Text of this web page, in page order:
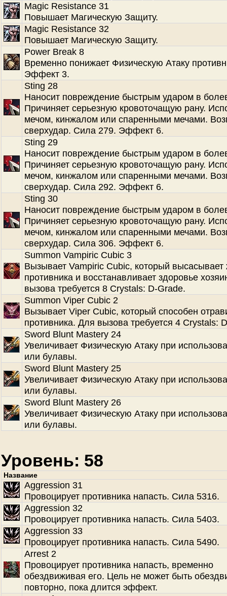
Magic Resistance 31
Повышает Магическую Защиту.
Magic Resistance 32
Повышает Магическую Защиту.
Power Break 8
Временно понижает Физическую Атаку
Эффект 3.
Sting 28
Наносит повреждение быстрым ударом в
Причиняет серьезную кровоточащую рану.
мечом, кинжалом или спаренными мечами.
сверхудар. Сила 279. Эффект 6.
Sting 29
Наносит повреждение быстрым ударом в
Причиняет серьезную кровоточащую рану.
мечом, кинжалом или спаренными мечами.
сверхудар. Сила 292. Эффект 6.
Sting 30
Наносит повреждение быстрым ударом в
Причиняет серьезную кровоточащую рану.
мечом, кинжалом или спаренными мечами.
сверхудар. Сила 306. Эффект 6.
Summon Vampiric Cubic 3
Вызывает Vampiric Cubic, который высасывает
противника и восстанавливает здоровье
вызова требуется 8 Crystals: D-Grade.
Summon Viper Cubic 2
Вызывает Viper Cubic, который способен
противника. Для вызова требуется 4 Crystals:
Sword Blunt Mastery 24
Увеличивает Физическую Атаку при
или булавы.
Sword Blunt Mastery 25
Увеличивает Физическую Атаку при
или булавы.
Sword Blunt Mastery 26
Увеличивает Физическую Атаку при
или булавы.
Уровень: 58
Название
Aggression 31
Провоцирует противника напасть. Сила 5316.
Aggression 32
Провоцирует противника напасть. Сила 5403.
Aggression 33
Провоцирует противника напасть. Сила 5490.
Arrest 2
Провоцирует противника напасть, временно
обездвиживая его. Цель не может быть
повторно, пока длится эффект.